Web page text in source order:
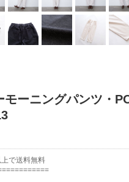
モーニングパンツ・
で送料無料